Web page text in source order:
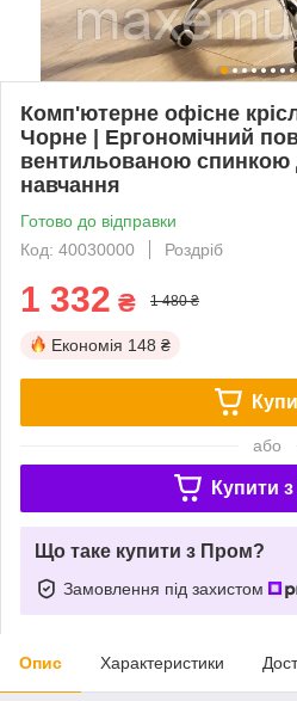
Комп'ютерне офісне
Чорне | Ергономічний
вентильованою спинкою
навчання
Готово до відправки
Код: 40030000
Роздріб
1 332 ₴ 1 480 ₴
Економія 148 ₴
або
Купити з
Що таке купити з Пром?
Замовлення під захистом
Опис Характеристики